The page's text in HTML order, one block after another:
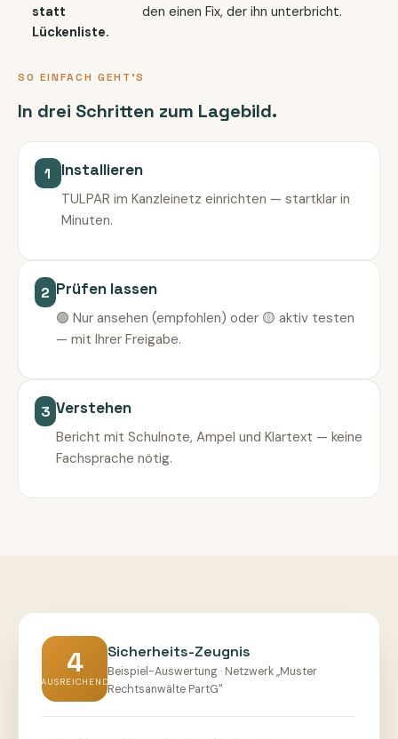
statt
Lückenliste.
den einen Fix, der ihn unterbricht.
SO EINFACH GEHT'S
In drei Schritten zum Lagebild.
1 Installieren
TULPAR im Kanzleinetz einrichten — startklar in
Minuten.
2 Prüfen lassen
🟢 Nur ansehen (empfohlen) oder 🟡 aktiv testen
— mit Ihrer Freigabe.
3 Verstehen
Bericht mit Schulnote, Ampel und Klartext — keine
Fachsprache nötig.
4
AUSREICHEND
Sicherheits-Zeugnis
Beispiel-Auswertung · Netzwerk „Muster
Rechtsanwälte PartG"